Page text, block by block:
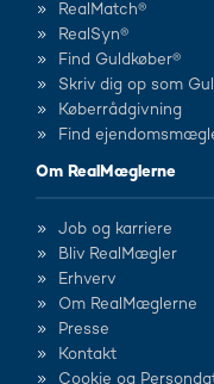
RealMatch®
RealSyn®
Find Guldkøber®
Skriv dig op som
Køberrådgivning
Find
Om RealMæglerne
Job og karriere
Bliv RealMægler
Erhverv
Om RealMæglerne
Presse
Kontakt
Cookie og